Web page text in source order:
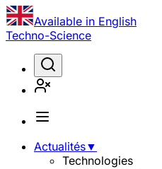
Available in English
Techno-Science
Actualités▼
Technologies